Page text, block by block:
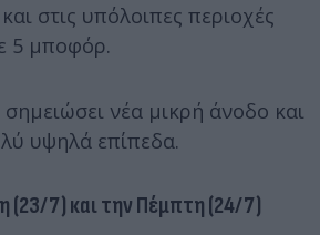
στις υπόλοιπες περιοχές
5 μποφόρ.
νέα μικρή άνοδο και
υψηλά επίπεδα.
(23/7) και την Πέμπτη (24/7)